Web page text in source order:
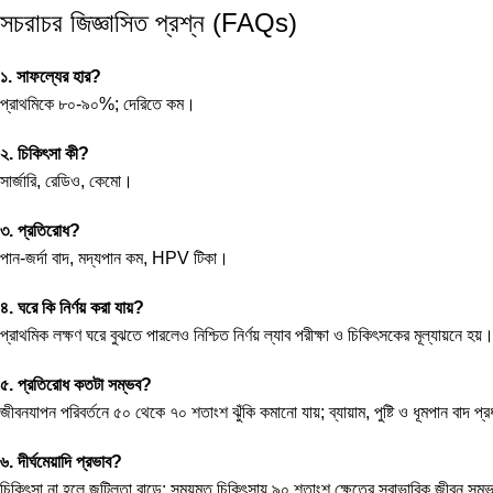
সচরাচর জিজ্ঞাসিত প্রশ্ন (FAQs)
১. সাফল্যের হার?
প্রাথমিকে ৮০-৯০%; দেরিতে কম।
২. চিকিৎসা কী?
সার্জারি, রেডিও, কেমো।
৩. প্রতিরোধ?
পান-জর্দা বাদ, মদ্যপান কম, HPV টিকা।
৪. ঘরে কি নির্ণয় করা যায়?
প্রাথমিক লক্ষণ ঘরে বুঝতে পারলেও নিশ্চিত নির্ণয় ল্যাব পরীক্ষা ও চিকিৎসকের মূল্যায়নে হয়।
৫. প্রতিরোধ কতটা সম্ভব?
জীবনযাপন পরিবর্তনে ৫০ থেকে ৭০ শতাংশ ঝুঁকি কমানো যায়; ব্যায়াম, পুষ্টি ও ধূমপান বাদ
৬. দীর্ঘমেয়াদি প্রভাব?
চিকিৎসা না হলে জটিলতা বাড়ে; সময়মত চিকিৎসায় ৯০ শতাংশ ক্ষেত্রে স্বাভাবিক জীবন